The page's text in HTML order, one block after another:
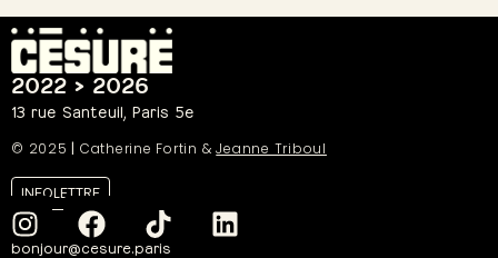
2022 > 2026
13 rue Santeuil, Paris 5e
© 2025 | Catherine Fortin &Jeanne Triboul
INFOLETTRE
bonjour@cesure.paris